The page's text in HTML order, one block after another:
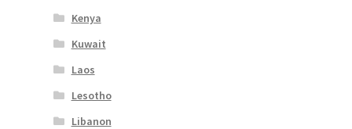
Kenya
Kuwait
Laos
Lesotho
Libanon